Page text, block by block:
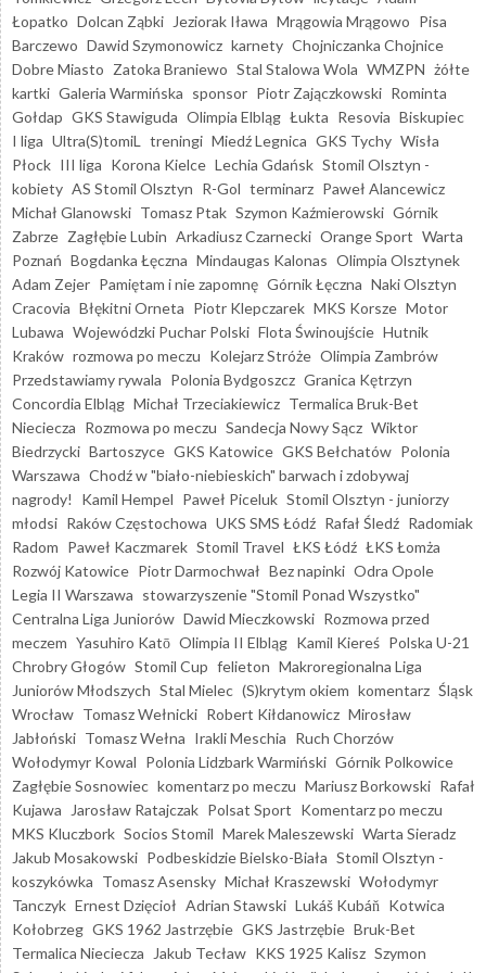
Łopatko Dolcan Ząbki Jeziorak Iława Mrągowia Mrągowo Pisa
Barczewo Dawid Szymonowicz karnety Chojniczanka Chojnice
Dobre Miasto Zatoka Braniewo Stal Stalowa Wola WMZPN żółte
kartki Galeria Warmińska sponsor Piotr Zajączkowski Rominta
Gołdap GKS Stawiguda Olimpia Elbląg Łukta Resovia Biskupiec
I liga Ultra(S)tomiL treningi Miedź Legnica GKS Tychy Wisła
Płock III liga Korona Kielce Lechia Gdańsk Stomil Olsztyn -
kobiety AS Stomil Olsztyn R-Gol terminarz Paweł Alancewicz
Michał Glanowski Tomasz Ptak Szymon Kaźmierowski Górnik
Zabrze Zagłębie Lubin Arkadiusz Czarnecki Orange Sport Warta
Poznań Bogdanka Łęczna Mindaugas Kalonas Olimpia Olsztynek
Adam Zejer Pamiętam i nie zapomnę Górnik Łęczna Naki Olsztyn
Cracovia Błękitni Orneta Piotr Klepczarek MKS Korsze Motor
Lubawa Wojewódzki Puchar Polski Flota Świnoujście Hutnik
Kraków rozmowa po meczu Kolejarz Stróże Olimpia Zambrów
Przedstawiamy rywala Polonia Bydgoszcz Granica Kętrzyn
Concordia Elbląg Michał Trzeciakiewicz Termalica Bruk-Bet
Nieciecza Rozmowa po meczu Sandecja Nowy Sącz Wiktor
Biedrzycki Bartoszyce GKS Katowice GKS Bełchatów Polonia
Warszawa Chodź w "biało-niebieskich" barwach i zdobywaj
nagrody!
Kamil Hempel Paweł Piceluk Stomil Olsztyn - juniorzy
młodsi Raków Częstochowa UKS SMS Łódź Rafał Śledź Radomiak
Radom Paweł Kaczmarek Stomil Travel ŁKS Łódź ŁKS Łomża
Rozwój Katowice Piotr Darmochwał Bez napinki Odra Opole
Legia II Warszawa stowarzyszenie "Stomil Ponad Wszystko"
Centralna Liga Juniorów Dawid Mieczkowski Rozmowa przed
meczem Yasuhiro Katō Olimpia II Elbląg Kamil Kiereś Polska U-21
Chrobry Głogów Stomil Cup felieton Makroregionalna Liga
Juniorów Młodszych Stal Mielec (S)krytym okiem komentarz Śląsk
Wrocław Tomasz Wełnicki Robert Kiłdanowicz Mirosław
Jabłoński Tomasz Wełna Irakli Meschia Ruch Chorzów
Wołodymyr Kowal Polonia Lidzbark Warmiński Górnik Polkowice
Zagłębie Sosnowiec komentarz po meczu Mariusz Borkowski Rafał
Kujawa
Jarosław Ratajczak Polsat Sport Komentarz po meczu
MKS Kluczbork Socios Stomil Marek Maleszewski Warta Sieradz
Jakub Mosakowski Podbeskidzie Bielsko-Biała Stomil Olsztyn -
koszykówka Tomasz Asensky Michał Kraszewski Wołodymyr
Tanczyk Ernest Dzięcioł Adrian Stawski Lukáš Kubáň Kotwica
Kołobrzeg GKS 1962 Jastrzębie GKS Jastrzębie Bruk-Bet
Termalica Nieciecza
Jakub Tecław KKS 1925 Kalisz Szymon